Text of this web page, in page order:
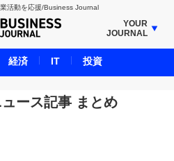
活動を応援/Business Journal
YOUR
JOURNAL
JOURNAL
JOURNAL
CREDITS JOURNAL
ース記事 まとめ
経済 IT 投資